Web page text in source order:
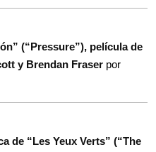
(“Pressure”), película de
y Brendan Fraser por
de “Les Yeux Verts” (“The